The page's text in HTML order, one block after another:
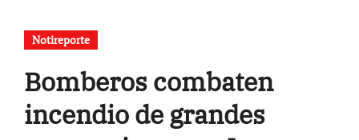
Notireporte
Bomberos combaten
incendio de grandes